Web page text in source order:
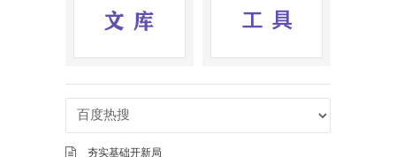
夯实基础开新局